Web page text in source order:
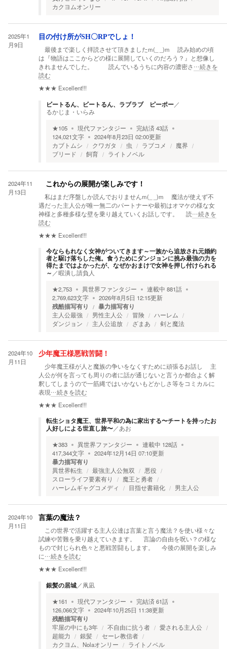
カクヨムオンリー
2025年1
月9日
目の付け所がSH〇RPでしょ！
最後まで楽しく拝読させて頂きましたm(_ _)m 読み始めの頃
は『物語はここからどの様に展開していくのだろう？』と想像し
きれませんでした。 読んでいるうちに内容の濃密さ…続きを
読む
★★★ Excellent!!!
ビートるん、ビートるん、ラブラブ ピーポー／
るかじま・いらみ
★105 現代ファンタジー 完結済43話
124,021文字 2024年8月23日 02:00更新
カブトムシ
クワガタ 虫 ラブコメ
魔界
ブリード
飼育 ライトノベル
2024年11
月13日
これからの展開が楽しみです！
私はまだ序盤しか読んでおりませんm(_ _)m 魔法が使えず不
遇だった主人公が唯一無二のパートナーや最初はオマケの様な女
神様と多種多様な壁を乗り越えていくお話しです。 読…続きを
読む
★★★ Excellent!!!
今ならもれなく女神がついてきます～一族から追放され元婚約
者と駆け落ちした俺。食うためにダンジョンに挑み最強の力を
得たまではよかったが、なぜかおまけで女神を押し付けられる
～ ／暇潰し請負人
★2,753 異世界ファンタジー 連載中 881話
2,769,623文字 2026年8月5日 12:15更新
残酷描写有り 暴力描写有り
主人公最強 男性主人公 冒険
ハーレム
ダンジョン
主人公追放 ざまあ 剣と魔法
2024年10
月11日
少年魔王様悪戦苦闘！
少年魔王様が人と魔族の争いをなくすために頑張るお話し 主
人公が何を言っても周りの者に話が通じないと言うか都合よく解
釈してしまうので一筋縄ではいかないもどかしさ等をコミカルに
表現…続きを読む
★★★ Excellent!!!
転生ショタ魔王、世界平和の為に家出する〜チートを持ったお
人好しによる世直し旅〜／あお
★383 異世界ファンタジー 連載中 128話
417,344文字 2024年12月14日 07:10更新
暴力描写有り
異世界転生 最強主人公無双
悪役
スローライフ要素有り
魔王と勇者
ハーレムギャグコメディ
目指せ書籍化 男主人公
2024年10
月11日
言葉の魔法？
この世界で活躍する主人公達は言葉と言う魔法？を使い様々な
試練や苦難を乗り越えていきます。 言論の自由を呪い？の様な
もので封じられ色々と悪戦苦闘もします。 今後の展開を楽しみ
に…続きを読む
★★★ Excellent!!!
銀髪の居城／ 凧凪
★161 現代ファンタジー 完結済61話
126,066文字 2024年10月25日 11:38更新
残酷描写有り
牢屋の中にも3年 不自由に抗う者
愛される主人公
超能力
銀髪
セーレ教信者
カクヨム、Nolaオンリー
ライトノベル